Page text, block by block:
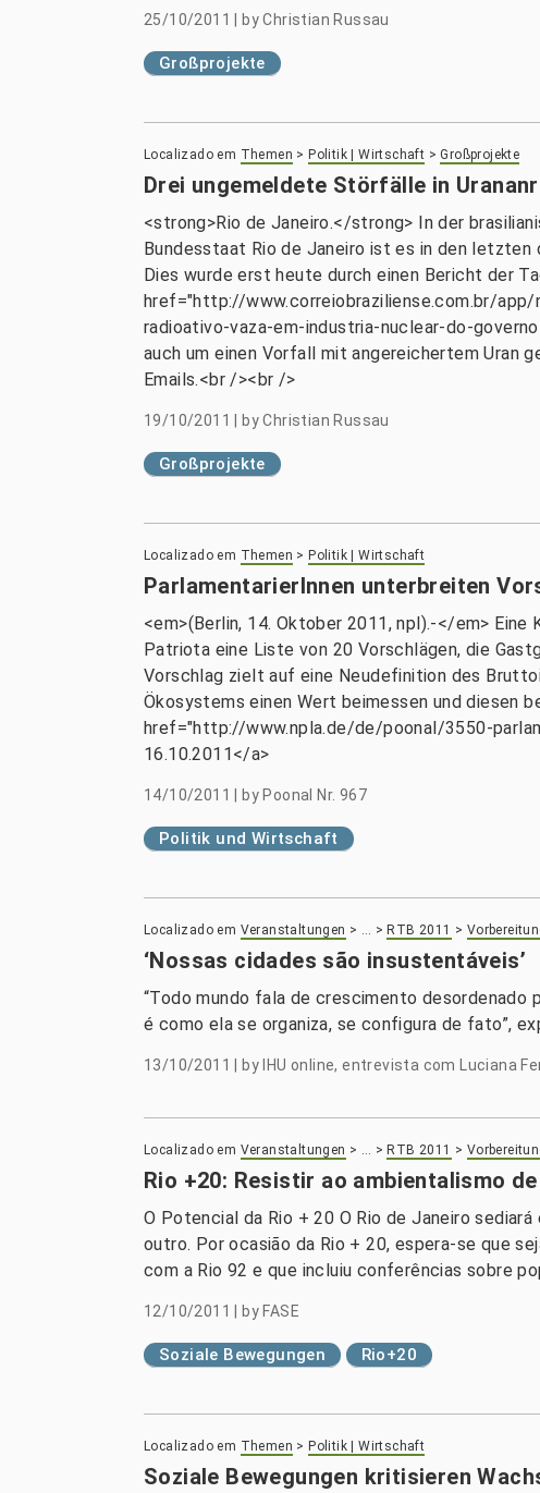
25/10/2011 byChristian Russau
Großprojekte
Localizado em Themen > Politik | Wirtschaft >Großprojekte
Drei ungemeldete Störfälle in
<strong>Rio de Janeiro.</strong> In der
Bundesstaat Rio de Janeiro ist es in den
Dies wurde erst heute durch einen Bericht der
href="http://www.correiobraziliense.com.br/
radioativo-vaza-em-industria-nuclear-do-
auch um einen Vorfall mit angereichertem Uran
Emails.<br /><br />
19/10/2011 byChristian Russau
Großprojekte
Localizado em Themen > Politik | Wirtschaft
ParlamentarierInnen unterbreiten
<em>(Berlin, 14. Oktober 2011, npl).-</em>
Patriota eine Liste von 20 Vorschlägen, die
Vorschlag zielt auf eine Neudefinition des
Ökosystems einen Wert beimessen und diesen
href="http://www.npla.de/de/poonal/3550-
16.10.2011</a>
14/10/2011 by Poonal Nr. 967
Politik und Wirtschaft
Localizado em Veranstaltungen > … > RTB 2011 >
‘Nossas cidades são insustentáveis’
“Todo mundo fala de crescimento desordenado
é como ela se organiza, se configura de fato”,
13/10/2011 by IHU online, entrevista com Luciana
Localizado em Veranstaltungen > … > RTB 2011 >
Rio +20: Resistir ao ambientalismo
O Potencial da Rio + 20 O Rio de Janeiro
outro. Por ocasião da Rio + 20, espera-se que
com a Rio 92 e que incluiu conferências sobre
12/10/2011 by FASE
Soziale Bewegungen Rio+20
Localizado em Themen > Politik | Wirtschaft
Soziale Bewegungen kritisieren